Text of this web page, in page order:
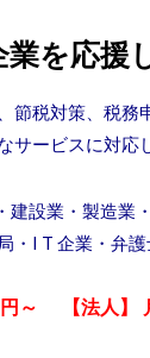
業を応援
節税対策、税務
サービスに対応
建設業・製造業
・I T 企業・弁
円～ 【法人】